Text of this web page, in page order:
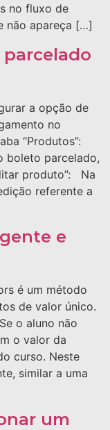
no fluxo de
não apareça […]
a opção de
no
“Produtos”:
boleto parcelado,
produto”: Na
referente a
e
é um método
de valor único.
o aluno não
o valor da
curso. Neste
similar a uma
um